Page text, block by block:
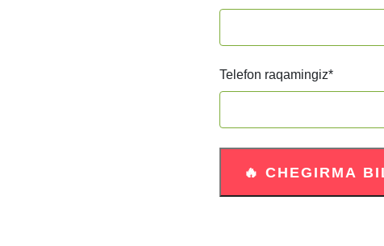
Telefon raqamingiz*